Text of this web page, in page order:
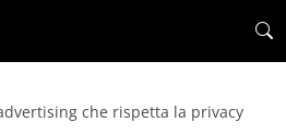
che rispetta la privacy